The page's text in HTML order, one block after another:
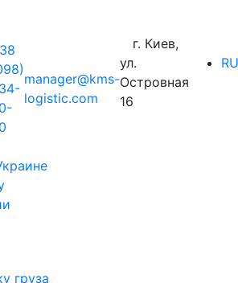
manager@kms-
logistic.com
г. Киев,
ул.
Островная
16
RU
груза